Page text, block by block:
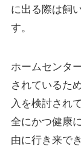
に出る際は飼
す。
ホームセンタ
されているた
入を検討され
全にかつ健康
由に行き来で